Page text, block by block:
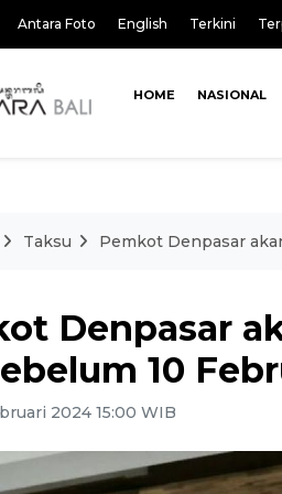
Antara Foto English Terkini
HOME NASIONAL
Taksu Pemkot Denpasar
Denpasar
10
2024 15:00 WIB